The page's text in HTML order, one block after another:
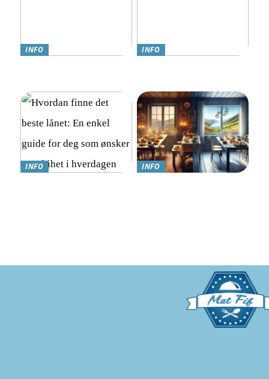
INFO
INFO
INFO
INFO